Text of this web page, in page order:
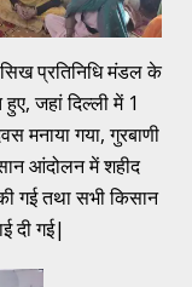
प्रतिनिधि मंडल के
जहां दिल्ली में 1
मनाया गया, गुरबाणी
आंदोलन में शहीद
गई तथा सभी किसान
दी गई|